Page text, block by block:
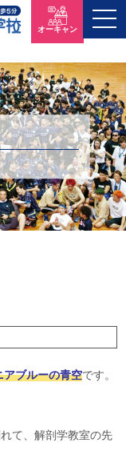
オーキャン
アブルーの青空です。
て、解剖学教室の先